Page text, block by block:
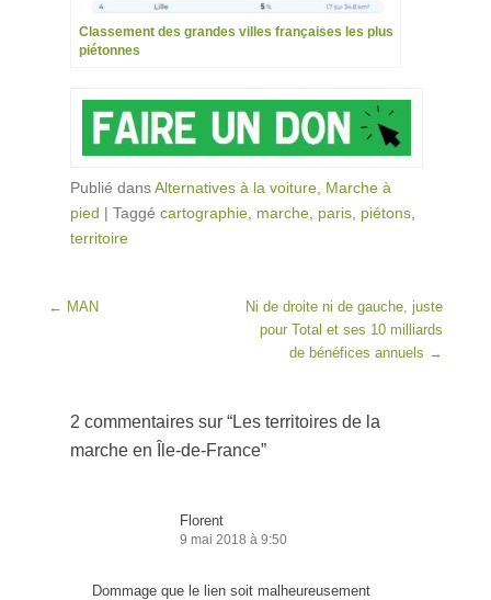
Classement des grandes villes françaises les plus
piétonnes
Publié dansAlternatives à la voiture, Marche à
pied | Taggé cartographie, marche, paris, piétons,
territoire
Post navigation
← MAN
Ni de droite ni de gauche, juste
pour Total et ses 10 milliards
de bénéfices annuels →
2 commentaires sur “Les territoires de la
marche en Île-de-France”
Florent
9 mai 2018 à 9:50
Dommage que le lien soit malheureusement